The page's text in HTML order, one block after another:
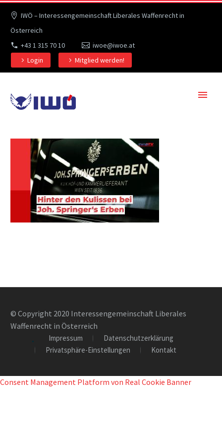
IWÖ – Interessengemeinschaft Liberales Waffenrecht in
Österreich
+43 1 315 70 10
iwoe@iwoe.at
Login
Mitglied werden!
© Copyright 2020 Interessengemeinschaft Liberales
Waffenrecht in Österreich
Impressum
Datenschutzerklärung
Privatsphäre-Einstellungen
Kontakt
Consent Management Platform von Real Cookie Banner